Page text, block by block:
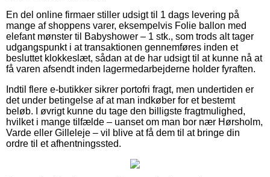
En del online firmaer stiller udsigt til 1 dags levering på
mange af shoppens varer, eksempelvis Folie ballon med
elefant mønster til Babyshower – 1 stk., som trods alt tager
udgangspunkt i at transaktionen gennemføres inden et
besluttet klokkeslæt, sådan at de har udsigt til at kunne nå at
få varen afsendt inden lagermedarbejderne holder fyraften.
Indtil flere e-butikker sikrer portofri fragt, men undertiden er
det under betingelse af at man indkøber for et bestemt
beløb. I øvrigt kunne du tage den billigste fragtmulighed,
hvilket i mange tilfælde – uanset om man bor nær Hørsholm,
Varde eller Gilleleje – vil blive at få dem til at bringe din
ordre til et afhentningssted.